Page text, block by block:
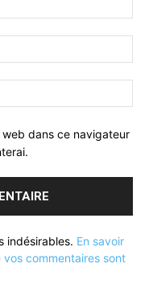
dans ce navigateur
indésirables. En savoir
commentaires sont